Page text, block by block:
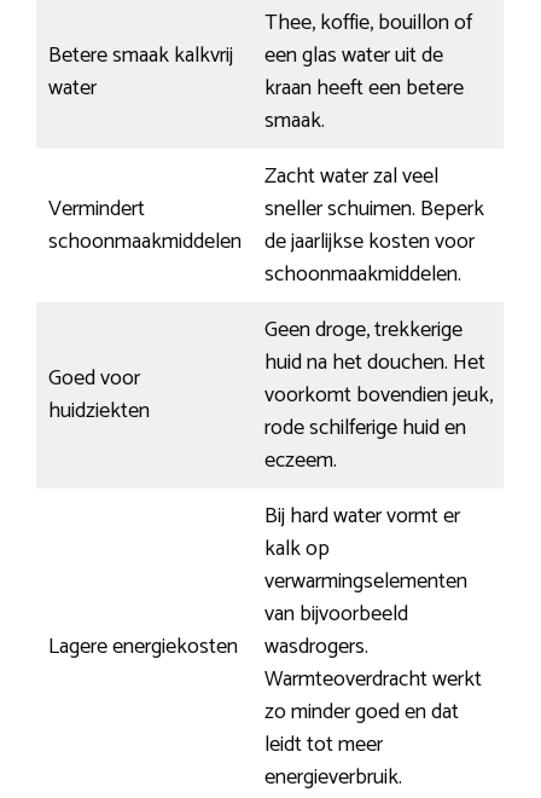
Betere smaak kalkvrij
water
Thee, koffie, bouillon of
een glas water uit de
kraan heeft een betere
smaak.
Vermindert
schoonmaakmiddelen
Zacht water zal veel
sneller schuimen. Beperk
de jaarlijkse kosten voor
schoonmaakmiddelen.
Goed voor
huidziekten
Geen droge, trekkerige
huid na het douchen. Het
voorkomt bovendien jeuk,
rode schilferige huid en
eczeem.
Lagere energiekosten
Bij hard water vormt er
kalk op
verwarmingselementen
van bijvoorbeeld
wasdrogers.
Warmteoverdracht werkt
zo minder goed en dat
leidt tot meer
energieverbruik.